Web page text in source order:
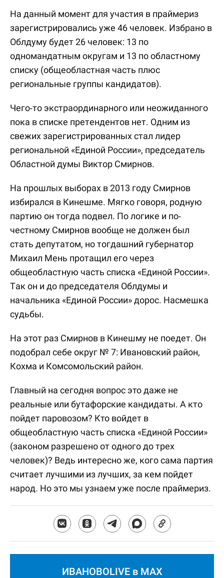
На данный момент для участия в праймериз
зарегистрировались уже 46 человек. Избрано в
Облдуму будет 26 человек: 13 по
одномандатным округам и 13 по областному
списку (общеобластная часть плюс
региональные группы кандидатов).
Чего-то экстраординарного или неожиданного
пока в списке претендентов нет. Одним из
свежих зарегистрированных стал лидер
региональной «Единой России», председатель
Областной думы Виктор Смирнов.
На прошлых выборах в 2013 году Смирнов
избирался в Кинешме. Мягко говоря, родную
партию он тогда подвел. По логике и по-
честному Смирнов вообще не должен был
стать депутатом, но тогдашний губернатор
Михаил Мень протащил его через
общеобластную часть списка «Единой России».
Так он и до председателя Облдумы и
начальника «Единой России» дорос. Насмешка
судьбы.
На этот раз Смирнов в Кинешму не поедет. Он
подобрал себе округ № 7: Ивановский район,
Кохма и Комсомольский район.
Главный на сегодня вопрос это даже не
реальные или бутафорские кандидаты. А кто
пойдет паровозом? Кто войдет в
общеобластную часть списка «Единой России»
(законом разрешено от одного до трех
человек)? Ведь интересно же, кого сама партия
считает лучшими из лучших, за кем пойдет
народ. Но это мы узнаем уже после праймериз.
ИВАНОВОLIVE в MAX